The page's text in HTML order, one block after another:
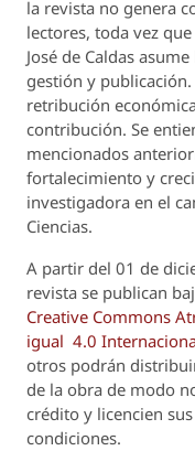
la revista no genera
lectores, toda vez
José de Caldas
gestión y
retribución
contribución. Se
mencionados
fortalecimiento y
investigadora en el
Ciencias.
A partir del 01 de
revista se publican
Creative Commons
igual 4.0
otros podrán
de la obra de modo
crédito y licencien
condiciones.